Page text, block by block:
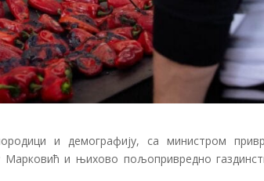
и демографију, са министром
Марковић и њихово пољопривредно